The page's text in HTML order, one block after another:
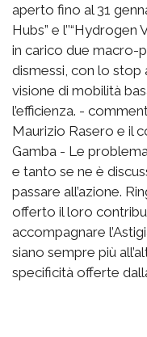
aperto fino al 31
Hubs” e
in carico due macro-
dismessi, con lo stop
visione di mobilità
l’efficienza. -
Maurizio Rasero e il
Gamba - Le
e tanto se ne è
passare all’azione.
offerto il loro
accompagnare
siano sempre più
specificità offerte